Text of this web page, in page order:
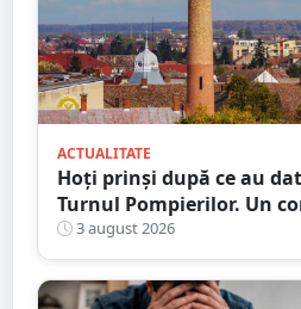
ACTUALITATE
Hoți prinși după ce au
Turnul Pompierilor. Un
pază
3 august 2026